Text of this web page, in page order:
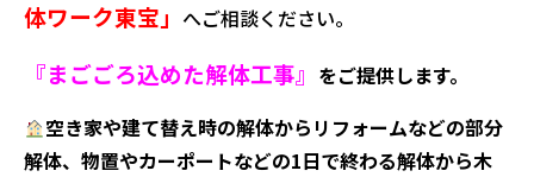
体ワーク東宝」 へご相談ください。
『まごごろ込めた解体工事』 をご提供します。
空き家や建て替え時の解体からリフォームなどの部分
解体、物置やカーポートなどの1日で終わる解体から木